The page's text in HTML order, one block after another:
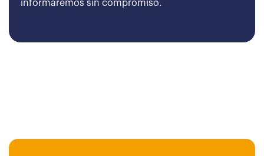
informaremos sin compromiso.